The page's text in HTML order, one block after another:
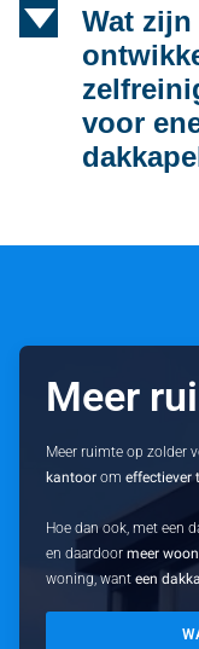
d
Wat
voor
Meer
Meer ruimte op zolder
kantoor omeffectiever
Hoe dan ook, met een
en daardoormeer
woning, wanteen